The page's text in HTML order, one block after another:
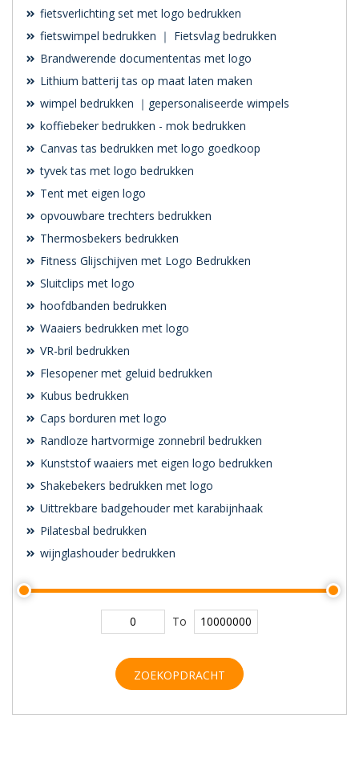
fietsverlichting set met logo bedrukken
fietswimpel bedrukken ｜ Fietsvlag bedrukken
Brandwerende documententas met logo
Lithium batterij tas op maat laten maken
wimpel bedrukken ｜gepersonaliseerde wimpels
koffiebeker bedrukken - mok bedrukken
Canvas tas bedrukken met logo goedkoop
tyvek tas met logo bedrukken
Tent met eigen logo
opvouwbare trechters bedrukken
Thermosbekers bedrukken
Fitness Glijschijven met Logo Bedrukken
Sluitclips met logo
hoofdbanden bedrukken
Waaiers bedrukken met logo
VR-bril bedrukken
Flesopener met geluid bedrukken
Kubus bedrukken
Caps borduren met logo
Randloze hartvormige zonnebril bedrukken
Kunststof waaiers met eigen logo bedrukken
Shakebekers bedrukken met logo
Uittrekbare badgehouder met karabijnhaak
Pilatesbal bedrukken
wijnglashouder bedrukken
To
ZOEKOPDRACHT